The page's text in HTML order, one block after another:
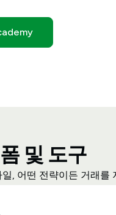
및 도구
, 어떤 전략이든 거래를